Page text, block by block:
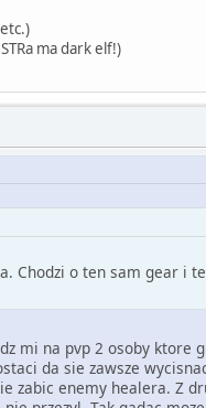
ma dark elf!)
Chodzi o ten sam gear i
mi na pvp 2 osoby ktore
da sie zawsze
zabic enemy healera. Z